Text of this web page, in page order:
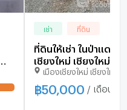
เช่า ที่ดิน
ที่ดินให้เช่า ในป่าแดด เ
เชียงใหม่ เชียงใหม่ 🌍
1177564)
เมืองเชียงใหม่ เชียงใหม่
฿50,000 / เดือน